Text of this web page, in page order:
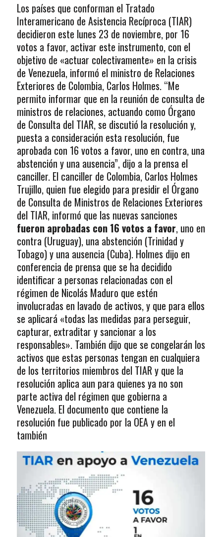
Los países que conforman el Tratado
Interamericano de Asistencia Recíproca (TIAR)
decidieron este lunes 23 de noviembre, por 16
votos a favor, activar este instrumento, con el
objetivo de «actuar colectivamente» en la crisis
de Venezuela, informó el ministro de Relaciones
Exteriores de Colombia, Carlos Holmes. “Me
permito informar que en la reunión de consulta de
ministros de relaciones, actuando como Órgano
de Consulta del TIAR, se discutió la resolución y,
puesta a consideración esta resolución, fue
aprobada con 16 votos a favor, uno en contra, una
abstención y una ausencia”, dijo a la prensa el
canciller. El canciller de Colombia, Carlos Holmes
Trujillo, quien fue elegido para presidir el Órgano
de Consulta de Ministros de Relaciones Exteriores
del TIAR, informó que las nuevas sanciones
fueron aprobadas con 16 votos a favor, uno en
contra (Uruguay), una abstención (Trinidad y
Tobago) y una ausencia (Cuba). Holmes dijo en
conferencia de prensa que se ha decidido
identificar a personas relacionadas con el
régimen de Nicolás Maduro que estén
involucradas en lavado de activos, y que para ellos
se aplicará «todas las medidas para perseguir,
capturar, extraditar y sancionar a los
responsables». También dijo que se congelarán los
activos que estas personas tengan en cualquiera
de los territorios miembros del TIAR y que la
resolución aplica aun para quienes ya no son
parte activa del régimen que gobierna a
Venezuela. El documento que contiene la
resolución fue publicado por la OEA y en el
también